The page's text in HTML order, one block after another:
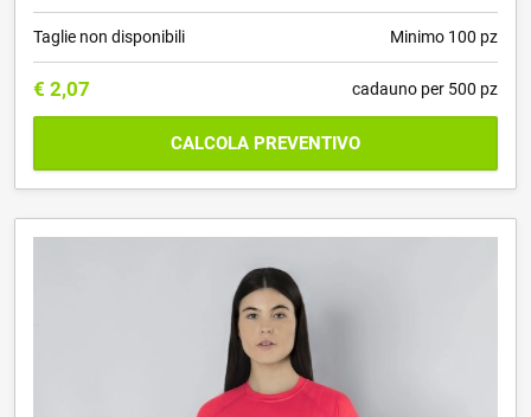
Taglie non disponibili Minimo 100 pz
€ 2,07 cadauno per 500 pz
CALCOLA PREVENTIVO